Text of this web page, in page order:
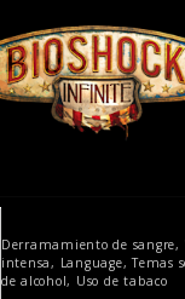
Derramamiento de sangre
intensa
Language Temas
de alcohol
Uso de tabaco